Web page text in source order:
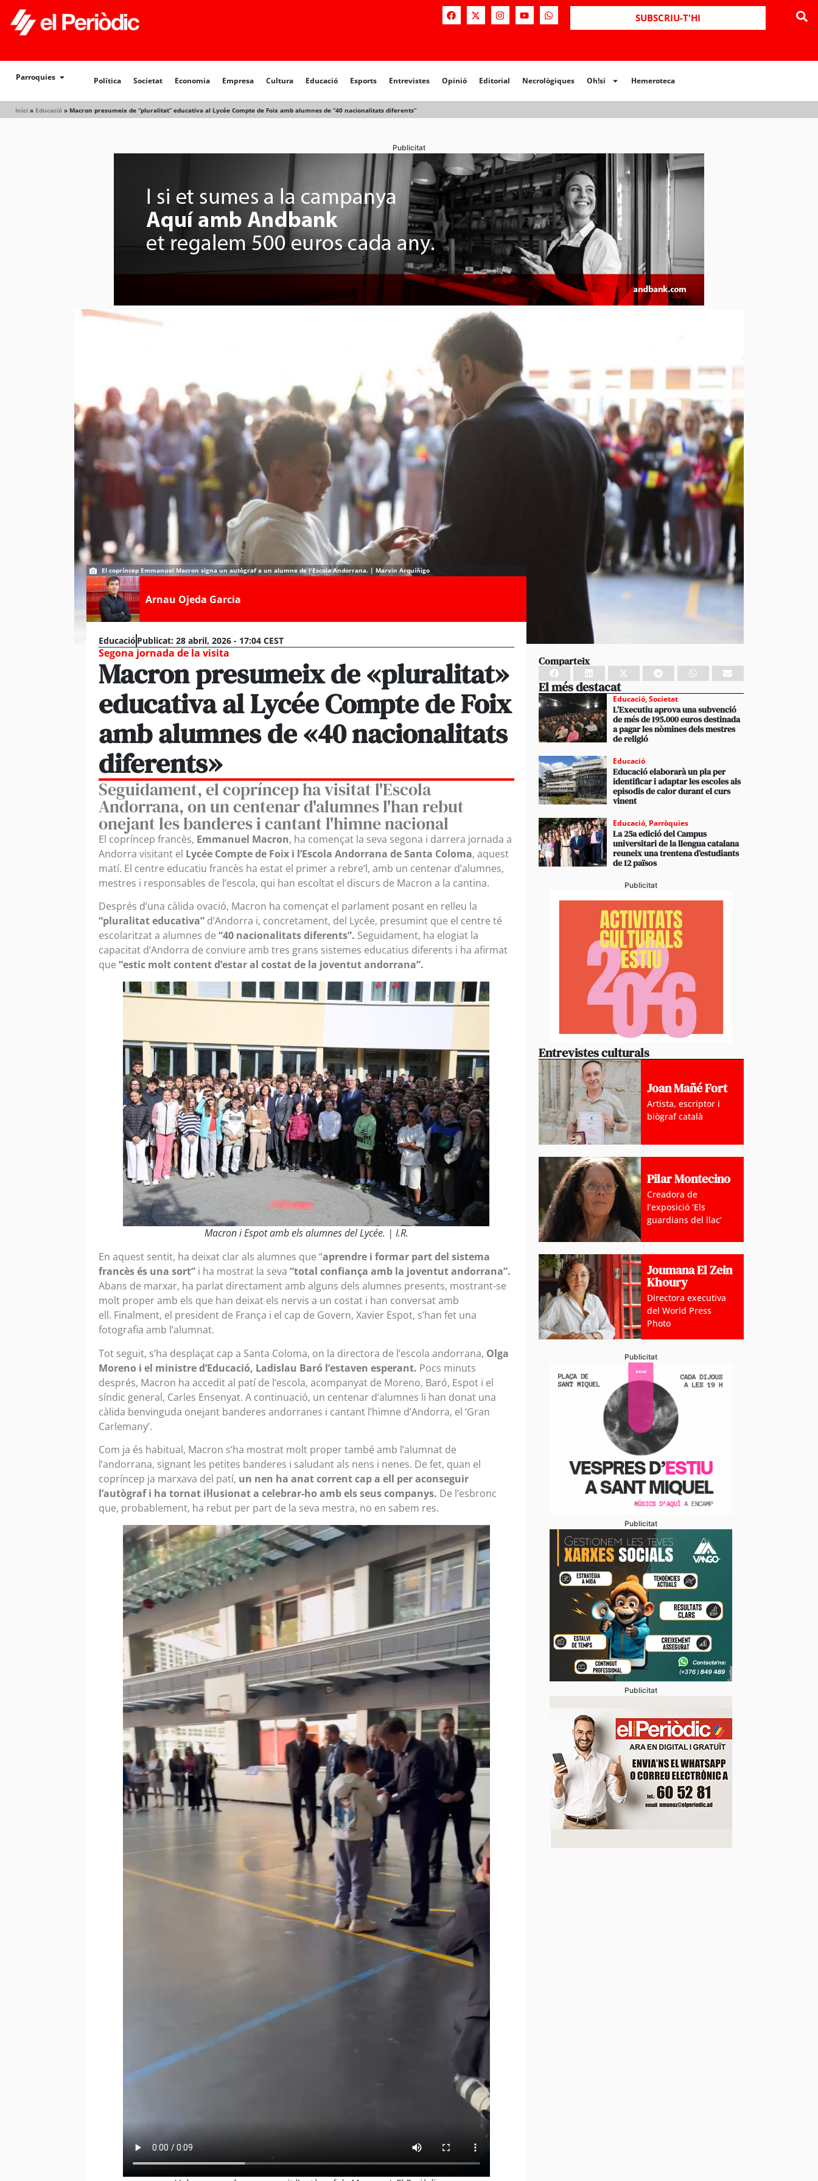
SUBSCRIU-T'HI
Parroquies Política Societat Economia Empresa Cultura Educació Esports Entrevistes Opinió Editorial Necrològiques Oh!si Hemeroteca
Inici » Educació » Macron presumeix de “pluralitat” educativa al Lycée Compte de Foix amb alumnes de “40 nacionalitats diferents”
Publicitat
El copríncep Emmanuel Macron signa un autògraf a un alumne de l'Escola Andorrana. | Marvin Arquíñigo
Arnau Ojeda Garcia
Educació Publicat: 28 abril, 2026 - 17:04 CEST
Segona jornada de la visita
Macron presumeix de «pluralitat»
educativa al Lycée Compte de Foix
amb alumnes de «40 nacionalitats
diferents»
Seguidament, el copríncep ha visitat l'Escola
Andorrana, on un centenar d'alumnes l'han rebut
onejant les banderes i cantant l'himne nacional
El copríncep francès, Emmanuel Macron, ha començat la seva segona i darrera jornada a
Andorra visitant el Lycée Compte de Foix i l’Escola Andorrana de Santa Coloma, aquest
matí. El centre educatiu francès ha estat el primer a rebre’l, amb un centenar d’alumnes,
mestres i responsables de l’escola, qui han escoltat el discurs de Macron a la cantina.
Després d’una càlida ovació, Macron ha començat el parlament posant en relleu la
“pluralitat educativa” d’Andorra i, concretament, del Lycée, presumint que el centre té
escolaritzat a alumnes de “40 nacionalitats diferents”. Seguidament, ha elogiat la
capacitat d’Andorra de conviure amb tres grans sistemes educatius diferents i ha afirmat
que “estic molt content d’estar al costat de la joventut andorrana”.
Macron i Espot amb els alumnes del Lycée. | I.R.
En aquest sentit, ha deixat clar als alumnes que “aprendre i formar part del sistema
francès és una sort” i ha mostrat la seva “total confiança amb la joventut andorrana”.
Abans de marxar, ha parlat directament amb alguns dels alumnes presents, mostrant-se
molt proper amb els que han deixat els nervis a un costat i han conversat amb
ell. Finalment, el president de França i el cap de Govern, Xavier Espot, s’han fet una
fotografia amb l’alumnat.
Tot seguit, s’ha desplaçat cap a Santa Coloma, on la directora de l’escola andorrana, Olga
Moreno i el ministre d’Educació, Ladislau Baró l’estaven esperant. Pocs minuts
després, Macron ha accedit al patí de l’escola, acompanyat de Moreno, Baró, Espot i el
síndic general, Carles Ensenyat. A continuació, un centenar d’alumnes li han donat una
càlida benvinguda onejant banderes andorranes i cantant l’himne d’Andorra, el ‘Gran
Carlemany’.
Com ja és habitual, Macron s’ha mostrat molt proper també amb l’alumnat de
l’andorrana, signant les petites banderes i saludant als nens i nenes. De fet, quan el
copríncep ja marxava del patí, un nen ha anat corrent cap a ell per aconseguir
l’autògraf i ha tornat il·lusionat a celebrar-ho amb els seus companys. De l’esbronc
que, probablement, ha rebut per part de la seva mestra, no en sabem res.
Comparteix
El més destacat
Educació,Societat
L’Executiu aprova una subvenció
de més de 195.000 euros destinada
a pagar les nòmines dels mestres
de religió
Educació
Educació elaborarà un pla per
identificar i adaptar les escoles als
episodis de calor durant el curs
vinent
Educació, Parròquies
La 25a edició del Campus
universitari de la llengua catalana
reuneix una trentena d’estudiants
de 12 països
Publicitat
Entrevistes culturals
Joan Mañé Fort
Artista, escriptor i
biògraf català
Pilar Montecino
Creadora de
l’exposició ‘Els
guardians del llac’
Joumana El Zein
Khoury
Directora executiva
del World Press
Photo
Publicitat
Publicitat
Publicitat